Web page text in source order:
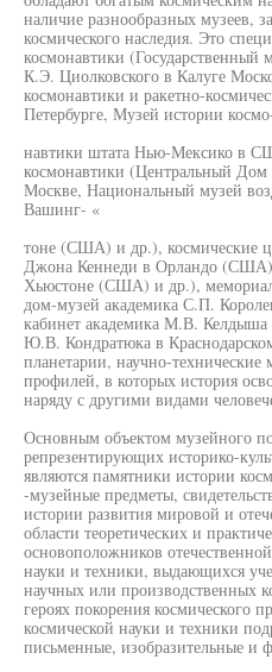
наличие разнообразных музеев,
космического наследия. Это
космонавтики (Государственный
К.Э. Циолковского в Калуге
космонавтики и ракетно-
Петербурге, Музей истории
навтики штата Нью-Мексико в
космонавтики (Центральный
Москве, Национальный музей
Вашинг- «
тоне (США) и др.), космические
Джона Кеннеди в Орландо
Хьюстоне (США) и др.),
дом-музей академика С.П.
кабинет академика М.В.
Ю.В. Кондратюка в
планетарии, научно-
профилей, в которых история
наряду с другими видами
Основным объектом музейного
репрезентирующих историко-
являются памятники истории
-музейные предметы,
истории развития мировой и
области теоретических и
основоположников
науки и техники, выдающихся
научных или производственных
героях покорения космического
космической науки и техники
письменные, изобразительные и